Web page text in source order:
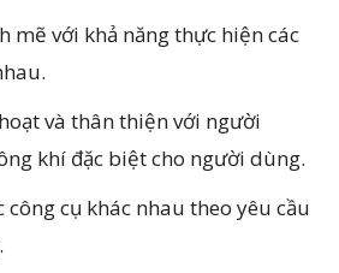
mẽ với khả năng thực hiện các
và thân thiện với người
khí đặc biệt cho người dùng.
cụ khác nhau theo yêu cầu